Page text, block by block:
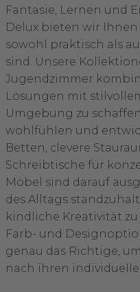
Fantasie, Lernen und
Delux bieten wir
sowohl praktisch als
sind. Unsere
Jugendzimmer
Lösungen mit
Umgebung zu
wohlfühlen und
Betten, clevere
Schreibtische für
Möbel sind darauf
des Alltags
kindliche Kreativität
Farb- und
genau das Richtige,
nach ihren